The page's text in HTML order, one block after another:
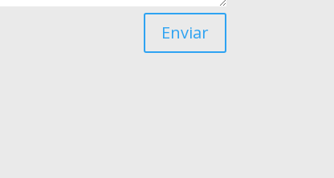
Enviar